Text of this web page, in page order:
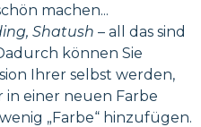
machen...
Shatush – all das sind
können Sie
Ihrer selbst werden,
in einer neuen Farbe
„Farbe“ hinzufügen.